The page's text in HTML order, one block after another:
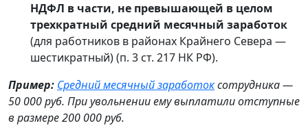
НДФЛ в части, не превышающей в целом
трехкратный средний месячный заработок
(для работников в районах Крайнего Севера —
шестикратный) (п. 3 ст. 217 НК РФ).
Пример: Средний месячный заработоксотрудника —
50 000 руб. При увольнении ему выплатили отступные
в размере 200 000 руб.